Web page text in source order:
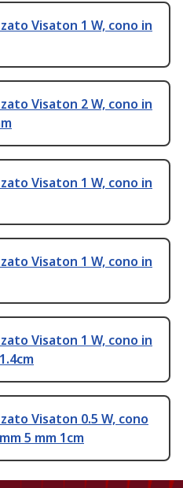
Visaton 1 W, cono in
Visaton 2 W, cono in
Visaton 1 W, cono in
Visaton 1 W, cono in
Visaton 1 W, cono in
Visaton 0.5 W, cono
5 mm 1cm